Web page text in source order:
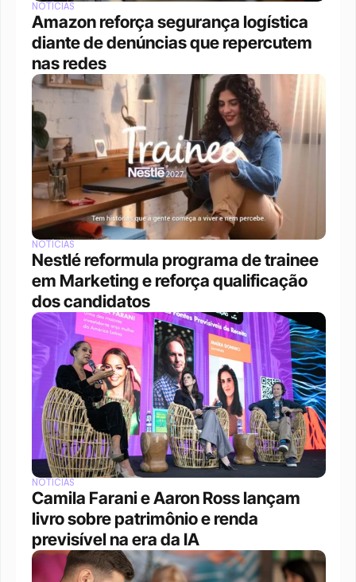
NOTÍCIAS
Amazon reforça segurança logística
diante de denúncias que repercutem
nas redes
NOTÍCIAS
Nestlé reformula programa de trainee
em Marketing e reforça qualificação
dos candidatos
NOTÍCIAS
Camila Farani e Aaron Ross lançam
livro sobre patrimônio e renda
previsível na era da IA